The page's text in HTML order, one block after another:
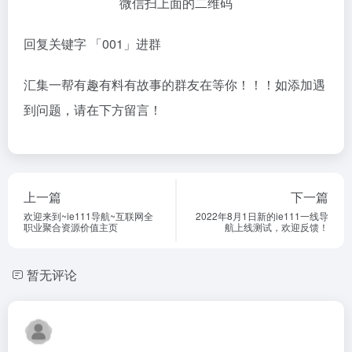
回复关键字 「001」进群
汇集一帮有趣有料有故事的群友在等你！！！如添加遇
到问题，请在下方留言！
上一篇
欢迎来到~ie111导航~互联网全
职业聚合资源价值主页
下一篇
2022年8月1日新的ie111一线导
航上线测试，欢迎反馈！
暂无评论